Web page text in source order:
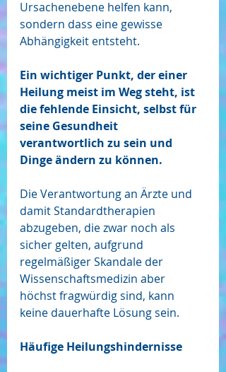
Ursachenebene helfen kann,
sondern dass eine gewisse
Abhängigkeit entsteht.
Ein wichtiger Punkt, der einer
Heilung meist im Weg steht, ist
die fehlende Einsicht, selbst für
seine Gesundheit
verantwortlich zu sein und
Dinge ändern zu können.
Die Verantwortung an Ärzte und
damit Standardtherapien
abzugeben, die zwar noch als
sicher gelten, aufgrund
regelmäßiger Skandale der
Wissenschaftsmedizin aber
höchst fragwürdig sind, kann
keine dauerhafte Lösung sein.
Häufige Heilungshindernisse